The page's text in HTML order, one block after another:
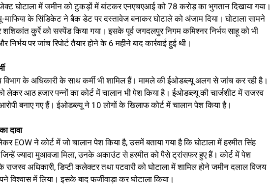
घोटाला में जमीन को टुकड़ों में बांटकर एनएचएआई को 78 करोड़ का भुगतान दिखाया गया।
माफिया के सिंडिकेट ने बैक डेट पर दस्तावेज बनाकर घोटाले को अंजाम दिया। घोटाला सामने
कुर्रे को सस्पेंड किया गया। इसके पूर्व जगदलपुर निगम कमिश्नर निर्भय साहू को भी
पर जांच रिपोर्ट तैयार होने के 6 महीने बाद कार्रवाई हुई थी।
विभाग के अधिकारी के साथ कर्मी भी शामिल हैं। मामले की ईओडब्ल्यू अलग से जांच कर रही है।
लेकर आठ हजार पन्नों का कोर्ट में चालान भी पेश किया है। ईओडब्ल्यू की चार्जशीट में राजस्व
बनाए गए हैं। ईओडब्ल्यू ने 10 लोगों के खिलाफ कोर्ट में चालान पेश किया है।
दावा
EOW ने कोर्ट में जो चालान पेश किया है, उसमें बताया गया है कि घोटाला में हरमीत सिंह
ज्यादा मुआवजा मिला, उनके अकाउंट से हरमीत को पैसे ट्रांसफर हुए हैं। कोर्ट में पेश
राजस्व अधिकारी, डिप्टी कलेक्टर तथा पटवारी को घोटाला में शामिल होने जमीन दलाल विजय
में लिया। इसके बाद फर्जीवाड़ा कर घोटाला किया।